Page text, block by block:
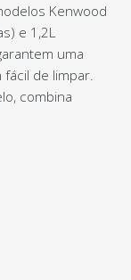
Kenwood
e 1,2L
uma
de limpar.
combina